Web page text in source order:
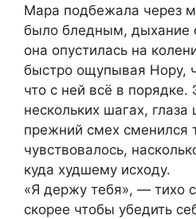
Мара подбежала через
было бледным, дыхание
она опустилась на
быстро ощупывая Нору,
что с ней всё в порядке.
нескольких шагах,
прежний смех сменился
чувствовалось,
куда худшему исходу.
«Я держу тебя», — тихо
скорее чтобы убедить